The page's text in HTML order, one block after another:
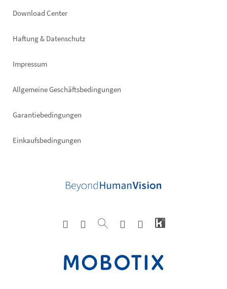
Footer
Download Center
Haftung & Datenschutz
Impressum
Allgemeine Geschäftsbedingungen
Garantiebedingungen
Einkaufsbedingungen